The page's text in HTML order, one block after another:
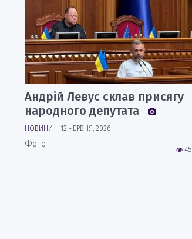
Андрій Левус склав присягу
народного депутата
НОВИНИ 12 ЧЕРВНЯ, 2026
45
Фото